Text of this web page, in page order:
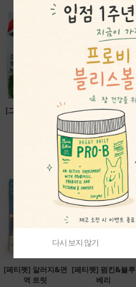
[그랜마 루시] 마카
[게더] 앤드레스 밸
리 비건 레시피 (유
통기한 할인)
58,400원
[페티펫] 알러지&면
역 트릿
[페티펫] 펌킨&블루
베리
다시 보지 않기
다시 보지 않기
다시 보지 않기